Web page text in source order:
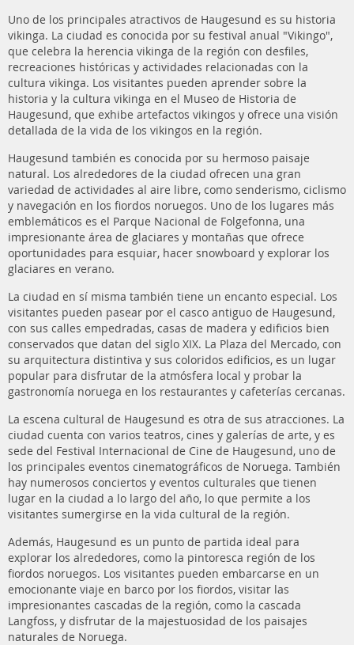
Uno de los principales atractivos de Haugesund es su historia
vikinga. La ciudad es conocida por su festival anual "Vikingo",
que celebra la herencia vikinga de la región con desfiles,
recreaciones históricas y actividades relacionadas con la
cultura vikinga. Los visitantes pueden aprender sobre la
historia y la cultura vikinga en el Museo de Historia de
Haugesund, que exhibe artefactos vikingos y ofrece una visión
detallada de la vida de los vikingos en la región.
Haugesund también es conocida por su hermoso paisaje
natural. Los alrededores de la ciudad ofrecen una gran
variedad de actividades al aire libre, como senderismo, ciclismo
y navegación en los fiordos noruegos. Uno de los lugares más
emblemáticos es el Parque Nacional de Folgefonna, una
impresionante área de glaciares y montañas que ofrece
oportunidades para esquiar, hacer snowboard y explorar los
glaciares en verano.
La ciudad en sí misma también tiene un encanto especial. Los
visitantes pueden pasear por el casco antiguo de Haugesund,
con sus calles empedradas, casas de madera y edificios bien
conservados que datan del siglo XIX. La Plaza del Mercado, con
su arquitectura distintiva y sus coloridos edificios, es un lugar
popular para disfrutar de la atmósfera local y probar la
gastronomía noruega en los restaurantes y cafeterías cercanas.
La escena cultural de Haugesund es otra de sus atracciones. La
ciudad cuenta con varios teatros, cines y galerías de arte, y es
sede del Festival Internacional de Cine de Haugesund, uno de
los principales eventos cinematográficos de Noruega. También
hay numerosos conciertos y eventos culturales que tienen
lugar en la ciudad a lo largo del año, lo que permite a los
visitantes sumergirse en la vida cultural de la región.
Además, Haugesund es un punto de partida ideal para
explorar los alrededores, como la pintoresca región de los
fiordos noruegos. Los visitantes pueden embarcarse en un
emocionante viaje en barco por los fiordos, visitar las
impresionantes cascadas de la región, como la cascada
Langfoss, y disfrutar de la majestuosidad de los paisajes
naturales de Noruega.